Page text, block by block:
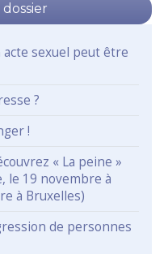
sexuel peut être
?
!
« La peine »
le 19 novembre à
à Bruxelles)
de personnes